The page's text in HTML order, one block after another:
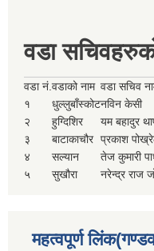
वडा
वडा नं.वडाको नाम वडा सचिव
१
धुल्लुबाँस्कोटनविन केसी
२
हुग्दिशिर यम बहादुर
३
बाटाकाचौर प्रकाश
४
सल्यान तेज कुमारी
५
सुखौरा नरेन्द्र राज
महत्वपूर्ण